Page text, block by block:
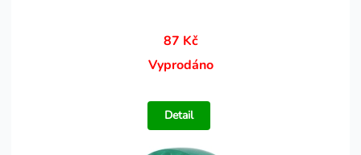
87 Kč
Vyprodáno
Detail